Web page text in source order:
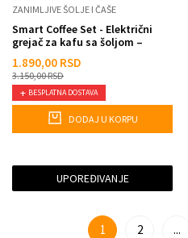
ZANIMLJIVE ŠOLJE I ČAŠE
Smart Coffee Set - Električni
grejač za kafu sa šoljom –
1.890,00 RSD
3.150,00RSD
BESPLATNA DOSTAVA
DODAJ U KORPU
UPOREĐIVANJE
1 2 ...